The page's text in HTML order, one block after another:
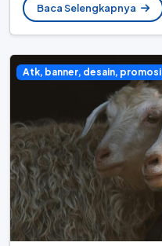
Baca Selengkapnya
Atk, banner, desain, promosi